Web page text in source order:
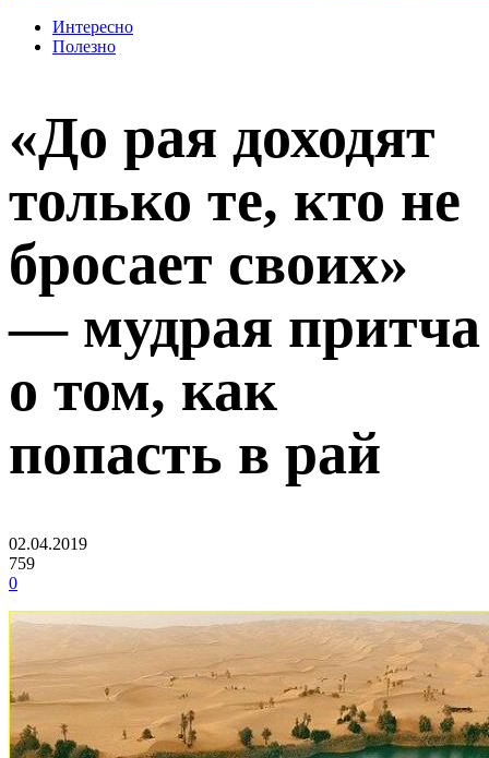
Интересно
Полезно
«До рая доходят
только те, кто не
бросает своих»
— мудрая притча
о том, как
попасть в рай
02.04.2019
759
0